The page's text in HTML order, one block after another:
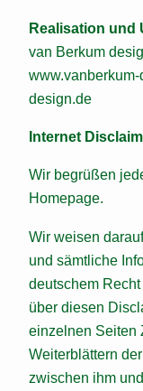
Realisation und
van Berkum
design.de
Internet
Wir begrüßen
Homepage.
Wir weisen
und sämtliche
deutschem
über diesen
einzelnen Seiten
Weiterblättern
zwischen ihm